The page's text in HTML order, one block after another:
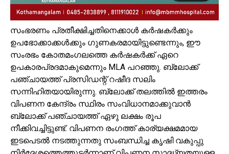
സംഭരണം പ്രതീക്ഷിച്ചതിനെക്കാൾ കർഷകർക്കും
ഉപഭോക്കാക്കൾക്കും ഗുണകരമായിട്ടുണ്ടെന്നും, ഈ
സംരഭം കോതമംഗലത്തെ കർഷകർക്ക് ഏറെ
ഉപകാരപ്രദമാകുമെന്നും MLA പറഞ്ഞു. ബ്ലോക്ക്
പഞ്ചായത്ത് പ്രസിഡന്റ് റഷീദ സലിം
സന്നിഹിതയായിരുന്നു. ബ്ലോക്ക് തലത്തിൽ ഇത്തരം
വിപണന കേന്ദ്രം സ്ഥിരം സംവിധാനമാക്കുവാൻ
ബ്ലോക്ക് പഞ്ചായത്ത് ഏഴു ലക്ഷം രൂപ
നീക്കിവച്ചിട്ടുണ്ട്. വിപണന രംഗത്ത് കാര്യക്ഷമമായ
ഇടപെടൽ നടത്തുന്നതു സംബന്ധിച്ച കൃഷി വകുപ്പു